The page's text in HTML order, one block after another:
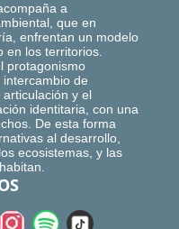
a
que en
enfrentan un modelo
en los territorios.
protagonismo
de
y el
identitaria, con una
De esta forma
al desarrollo,
ecosistemas, y las